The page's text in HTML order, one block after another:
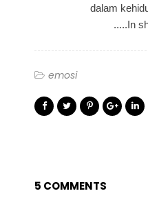
dalam
.....In
emosi
5 COMMENTS